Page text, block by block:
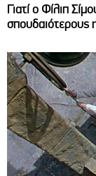
Γιατί ο Φίλιπ
σπουδαιότερους